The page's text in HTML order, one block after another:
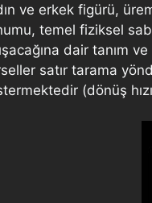
ve erkek figürü,
temel fiziksel
dair tanım
satır tarama
(dönüş